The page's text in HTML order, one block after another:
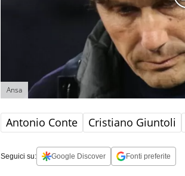
Ansa
Antonio Conte Cristiano Giuntoli
Seguici su: Google Discover Fonti preferite